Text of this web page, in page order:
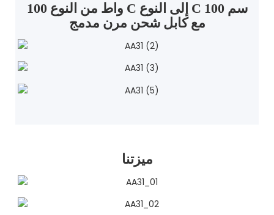
100 واط من النوع C إلى النوع C 100 سم
مع كابل شحن مرن مدمج
ميزتنا